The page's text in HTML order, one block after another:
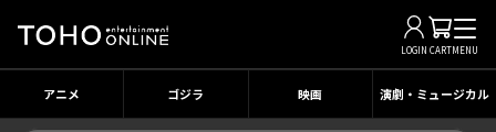
LOGIN CARTMENU
アニメ ゴジラ 映画 演劇・ミュージカル